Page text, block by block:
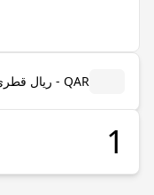
QAR - ريال قطري